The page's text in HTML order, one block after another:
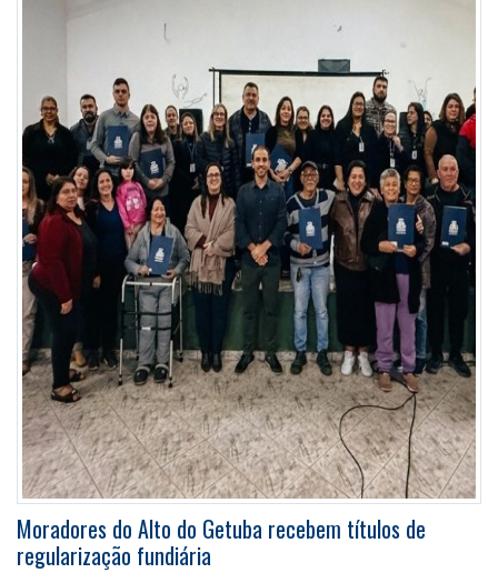
Moradores do Alto do Getuba recebem títulos de
regularização fundiária